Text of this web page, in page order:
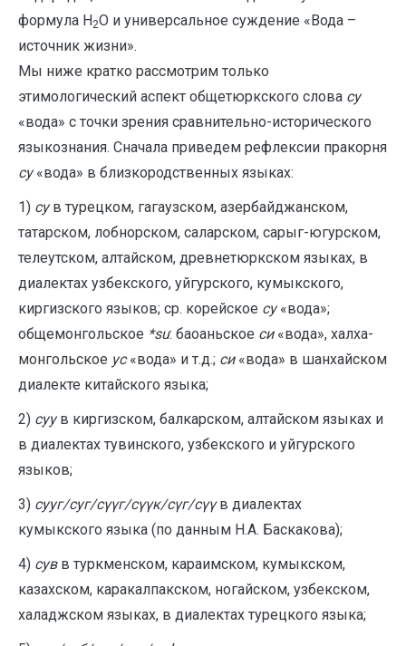
формула Н2О и универсальное суждение «Вода –
источник жизни».
Мы ниже кратко рассмотрим только
этимологический аспект общетюркского слова су
«вода» с точки зрения сравнительно-исторического
языкознания. Сначала приведем рефлексии пракорня
су«вода» в близкородственных языках:
1) сув турецком, гагаузском, азербайджанском,
татарском, лобнорском, саларском, сарыг-югурском,
телеутском, алтайском, древнетюркском языках, в
диалектах узбекского, уйгурского, кумыкского,
киргизского языков; ср. корейское су«вода»;
общемонгольское *su: баоаньское си «вода», халха-
монгольское ус«вода» и т.д.; си «вода» в шанхайском
диалекте китайского языка;
2) суув киргизском, балкарском, алтайском языках и
в диалектах тувинского, узбекского и уйгурского
языков;
3) сууг/суг/сүүг/сүүк/сүг/сүүв диалектах
кумыкского языка (по данным Н.А. Баскакова);
4) сув в туркменском, караимском, кумыкском,
казахском, каракалпакском, ногайском, узбекском,
халаджском языках, в диалектах турецкого языка;